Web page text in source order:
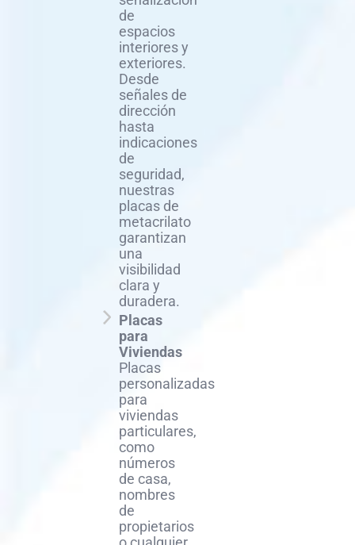
de
espacios
interiores y
exteriores.
Desde
señales de
dirección
hasta
indicaciones
de
seguridad,
nuestras
placas de
metacrilato
garantizan
una
visibilidad
clara y
duradera.
Placas
para
Viviendas
Placas
personalizadas
para
viviendas
particulares,
como
números
de casa,
nombres
de
propietarios